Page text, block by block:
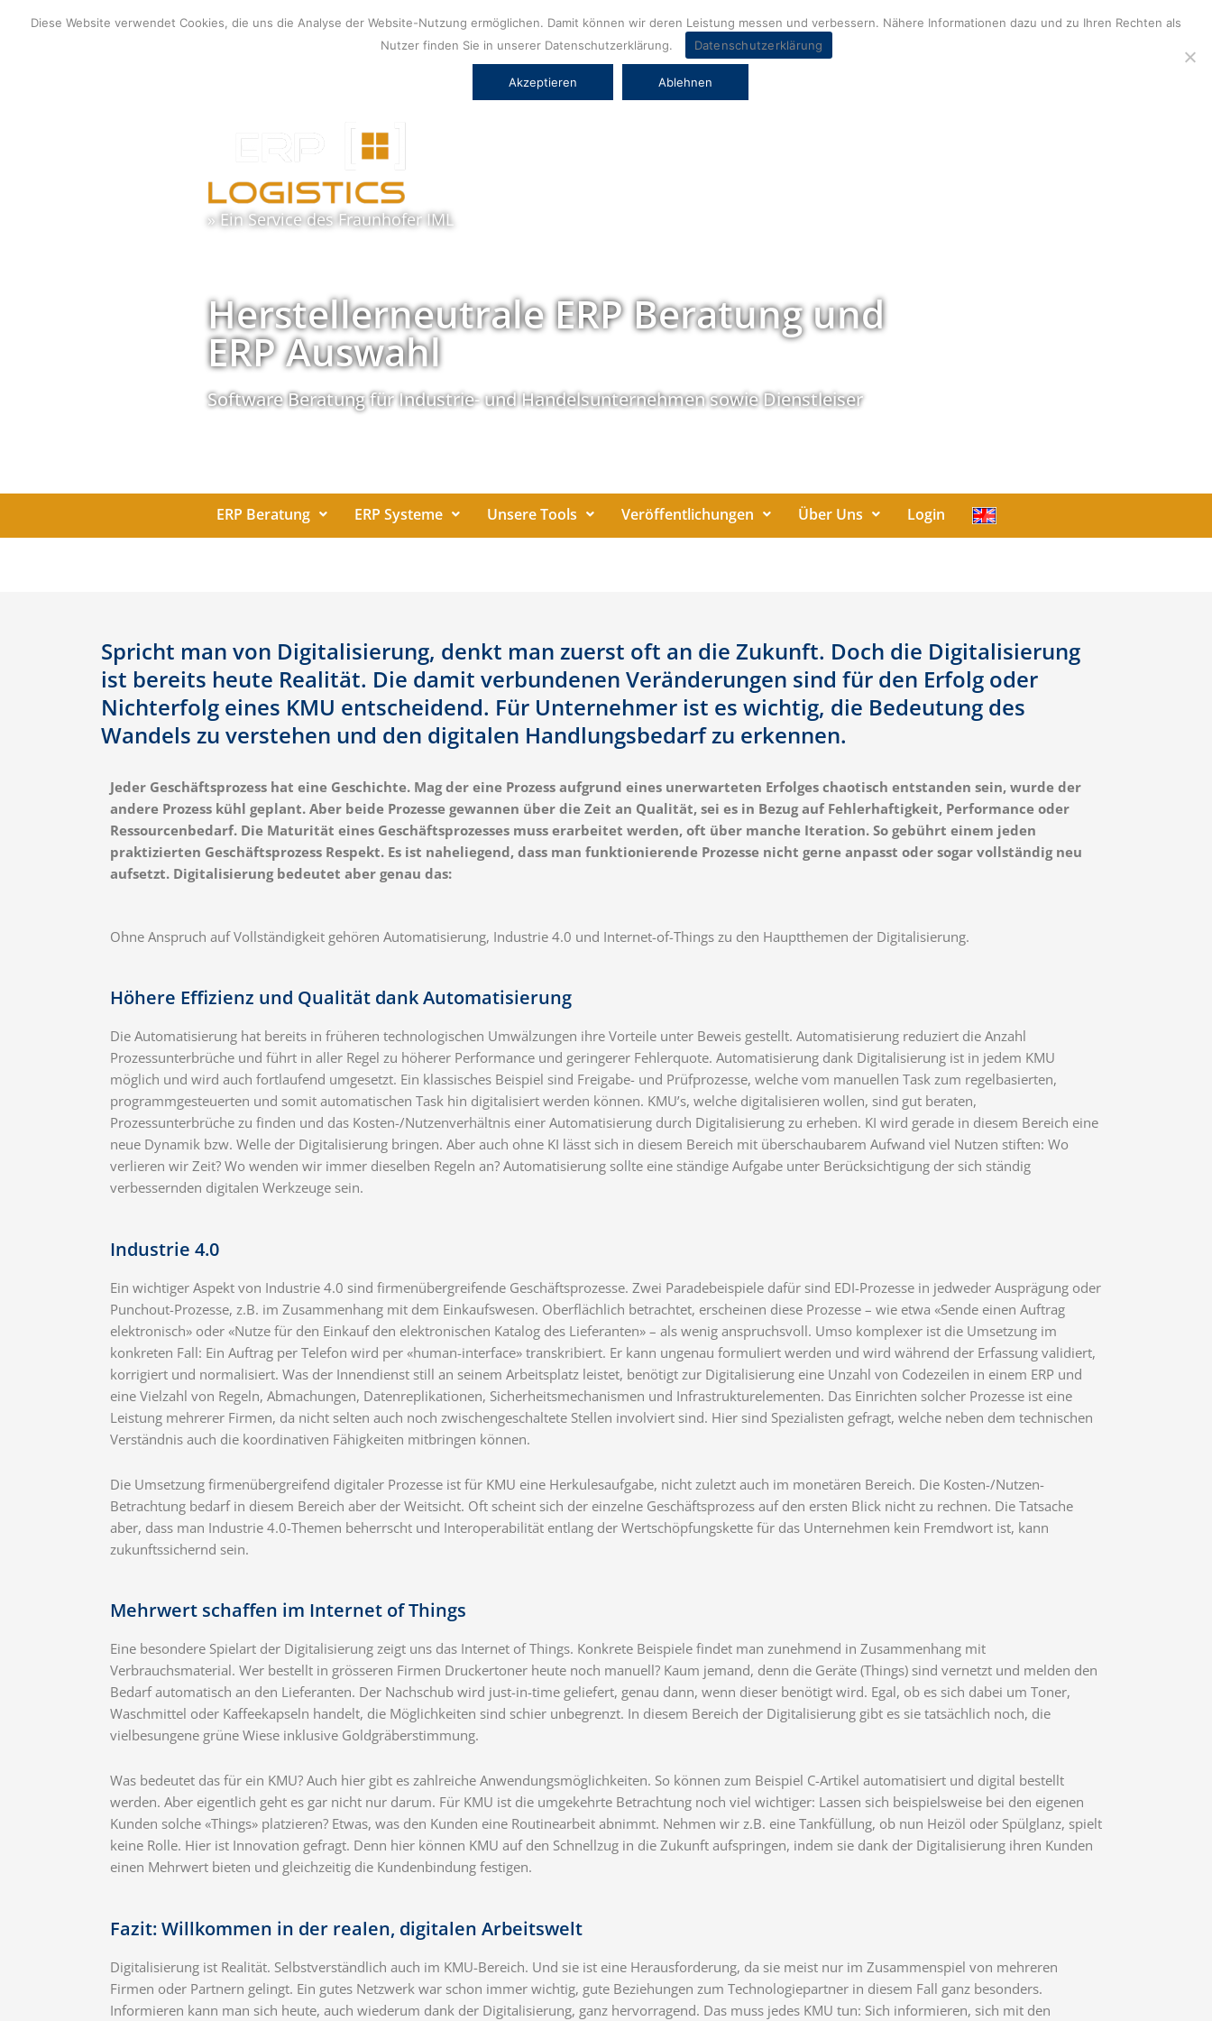
Inhalt
» Ein Service desFraunhofer IML
Herstellerneutrale ERP Beratung und
ERP Auswahl
Software Beratung für Industrie- und Handelsunternehmen sowie Dienstleiser
ERP Beratung ERP Systeme Unsere Tools Veröffentlichungen Über Uns Login
Spricht man von Digitalisierung, denkt man zuerst oft an die Zukunft. Doch die Digitalisierung
ist bereits heute Realität. Die damit verbundenen Veränderungen sind für den Erfolg oder
Nichterfolg eines KMU entscheidend. Für Unternehmer ist es wichtig, die Bedeutung des
Wandels zu verstehen und den digitalen Handlungsbedarf zu erkennen.
Jeder Geschäftsprozess hat eine Geschichte. Mag der eine Prozess aufgrund eines unerwarteten Erfolges chaotisch entstanden sein, wurde der
andere Prozess kühl geplant. Aber beide Prozesse gewannen über die Zeit an Qualität, sei es in Bezug auf Fehlerhaftigkeit, Performance oder
Ressourcenbedarf. Die Maturität eines Geschäftsprozesses muss erarbeitet werden, oft über manche Iteration. So gebührt einem jeden
praktizierten Geschäftsprozess Respekt. Es ist naheliegend, dass man funktionierende Prozesse nicht gerne anpasst oder sogar vollständig neu
aufsetzt. Digitalisierung bedeutet aber genau das:
Ohne Anspruch auf Vollständigkeit gehören Automatisierung, Industrie 4.0 und Internet-of-Things zu den Hauptthemen der Digitalisierung.
Höhere Effizienz und Qualität dank Automatisierung
Die Automatisierung hat bereits in früheren technologischen Umwälzungen ihre Vorteile unter Beweis gestellt. Automatisierung reduziert die Anzahl
Prozessunterbrüche und führt in aller Regel zu höherer Performance und geringerer Fehlerquote. Automatisierung dank Digitalisierung ist in jedem KMU
möglich und wird auch fortlaufend umgesetzt. Ein klassisches Beispiel sind Freigabe- und Prüfprozesse, welche vom manuellen Task zum regelbasierten,
programmgesteuerten und somit automatischen Task hin digitalisiert werden können. KMU’s, welche digitalisieren wollen, sind gut beraten,
Prozessunterbrüche zu finden und das Kosten-/Nutzenverhältnis einer Automatisierung durch Digitalisierung zu erheben. KI wird gerade in diesem Bereich eine
neue Dynamik bzw. Welle der Digitalisierung bringen. Aber auch ohne KI lässt sich in diesem Bereich mit überschaubarem Aufwand viel Nutzen stiften: Wo
verlieren wir Zeit? Wo wenden wir immer dieselben Regeln an? Automatisierung sollte eine ständige Aufgabe unter Berücksichtigung der sich ständig
verbessernden digitalen Werkzeuge sein.
Industrie 4.0
Ein wichtiger Aspekt von Industrie 4.0 sind firmenübergreifende Geschäftsprozesse. Zwei Paradebeispiele dafür sind EDI-Prozesse in jedweder Ausprägung oder
Punchout-Prozesse, z.B. im Zusammenhang mit dem Einkaufswesen. Oberflächlich betrachtet, erscheinen diese Prozesse – wie etwa «Sende einen Auftrag
elektronisch» oder «Nutze für den Einkauf den elektronischen Katalog des Lieferanten» – als wenig anspruchsvoll. Umso komplexer ist die Umsetzung im
konkreten Fall: Ein Auftrag per Telefon wird per «human-interface» transkribiert. Er kann ungenau formuliert werden und wird während der Erfassung validiert,
korrigiert und normalisiert. Was der Innendienst still an seinem Arbeitsplatz leistet, benötigt zur Digitalisierung eine Unzahl von Codezeilen in einem ERP und
eine Vielzahl von Regeln, Abmachungen, Datenreplikationen, Sicherheitsmechanismen und Infrastrukturelementen. Das Einrichten solcher Prozesse ist eine
Leistung mehrerer Firmen, da nicht selten auch noch zwischengeschaltete Stellen involviert sind. Hier sind Spezialisten gefragt, welche neben dem technischen
Verständnis auch die koordinativen Fähigkeiten mitbringen können.
Die Umsetzung firmenübergreifend digitaler Prozesse ist für KMU eine Herkulesaufgabe, nicht zuletzt auch im monetären Bereich. Die Kosten-/Nutzen-
Betrachtung bedarf in diesem Bereich aber der Weitsicht. Oft scheint sich der einzelne Geschäftsprozess auf den ersten Blick nicht zu rechnen. Die Tatsache
aber, dass man Industrie 4.0-Themen beherrscht und Interoperabilität entlang der Wertschöpfungskette für das Unternehmen kein Fremdwort ist, kann
zukunftssichernd sein.
Mehrwert schaffen im Internet of Things
Eine besondere Spielart der Digitalisierung zeigt uns das Internet of Things. Konkrete Beispiele findet man zunehmend in Zusammenhang mit
Verbrauchsmaterial. Wer bestellt in grösseren Firmen Druckertoner heute noch manuell? Kaum jemand, denn die Geräte (Things) sind vernetzt und melden den
Bedarf automatisch an den Lieferanten. Der Nachschub wird just-in-time geliefert, genau dann, wenn dieser benötigt wird. Egal, ob es sich dabei um Toner,
Waschmittel oder Kaffeekapseln handelt, die Möglichkeiten sind schier unbegrenzt. In diesem Bereich der Digitalisierung gibt es sie tatsächlich noch, die
vielbesungene grüne Wiese inklusive Goldgräberstimmung.
Was bedeutet das für ein KMU? Auch hier gibt es zahlreiche Anwendungsmöglichkeiten. So können zum Beispiel C-Artikel automatisiert und digital bestellt
werden. Aber eigentlich geht es gar nicht nur darum. Für KMU ist die umgekehrte Betrachtung noch viel wichtiger: Lassen sich beispielsweise bei den eigenen
Kunden solche «Things» platzieren? Etwas, was den Kunden eine Routinearbeit abnimmt. Nehmen wir z.B. eine Tankfüllung, ob nun Heizöl oder Spülglanz, spielt
keine Rolle. Hier ist Innovation gefragt. Denn hier können KMU auf den Schnellzug in die Zukunft aufspringen, indem sie dank der Digitalisierung ihren Kunden
einen Mehrwert bieten und gleichzeitig die Kundenbindung festigen.
Fazit: Willkommen in der realen, digitalen Arbeitswelt
Digitalisierung ist Realität. Selbstverständlich auch im KMU-Bereich. Und sie ist eine Herausforderung, da sie meist nur im Zusammenspiel von mehreren
Firmen oder Partnern gelingt. Ein gutes Netzwerk war schon immer wichtig, gute Beziehungen zum Technologiepartner in diesem Fall ganz besonders.
Informieren kann man sich heute, auch wiederum dank der Digitalisierung, ganz hervorragend. Das muss jedes KMU tun: Sich informieren, sich mit den
Diese Website verwendet Cookies, die uns die Analyse der Website-Nutzung ermöglichen. Damit können wir deren Leistung messen und verbessern. Nähere Informationen dazu und zu Ihren Rechten als
Nutzer finden Sie in unserer Datenschutzerklärung.
Datenschutzerklärung
Akzeptieren Ablehnen